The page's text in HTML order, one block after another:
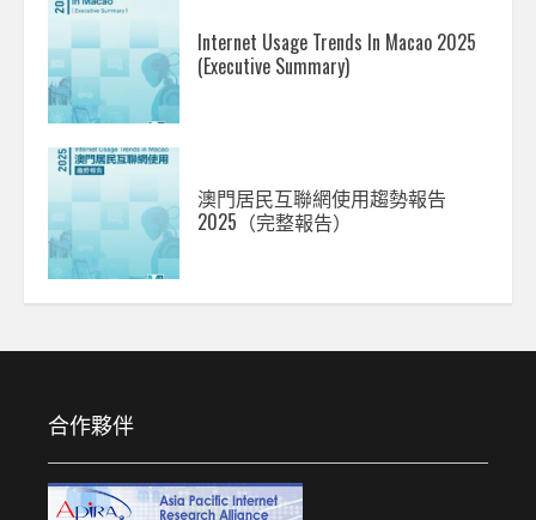
Internet Usage Trends In Macao 2025
(Executive Summary)
澳門居民互聯網使用趨勢報告
2025（完整報告）
合作夥伴